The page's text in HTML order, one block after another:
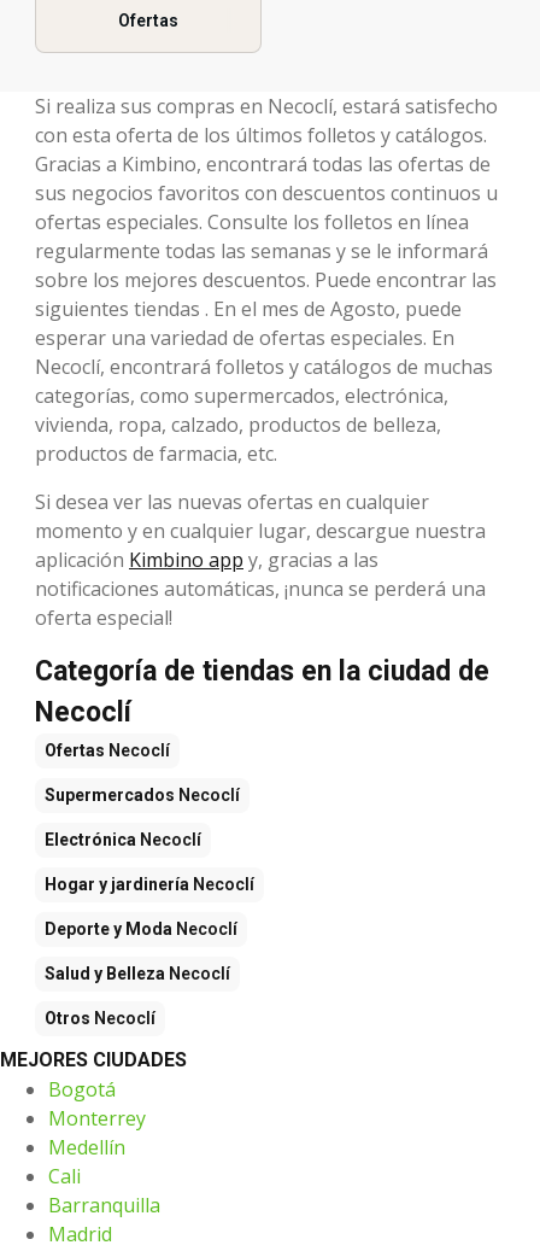
Ofertas
Si realiza sus compras en Necoclí, estará satisfecho
con esta oferta de los últimos folletos y catálogos.
Gracias a Kimbino, encontrará todas las ofertas de
sus negocios favoritos con descuentos continuos u
ofertas especiales. Consulte los folletos en línea
regularmente todas las semanas y se le informará
sobre los mejores descuentos. Puede encontrar las
siguientes tiendas . En el mes de Agosto, puede
esperar una variedad de ofertas especiales. En
Necoclí, encontrará folletos y catálogos de muchas
categorías, como supermercados, electrónica,
vivienda, ropa, calzado, productos de belleza,
productos de farmacia, etc.
Si desea ver las nuevas ofertas en cualquier
momento y en cualquier lugar, descargue nuestra
aplicación Kimbino app y, gracias a las
notificaciones automáticas, ¡nunca se perderá una
oferta especial!
Categoría de tiendas en la ciudad de
Necoclí
Ofertas Necoclí
Supermercados Necoclí
Electrónica Necoclí
Hogar y jardinería Necoclí
Deporte y Moda Necoclí
Salud y Belleza Necoclí
Otros Necoclí
MEJORES CIUDADES
Bogotá
Monterrey
Medellín
Cali
Barranquilla
Madrid